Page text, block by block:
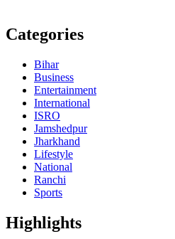
Categories
Bihar
Business
Entertainment
International
ISRO
Jamshedpur
Jharkhand
Lifestyle
National
Ranchi
Sports
Highlights